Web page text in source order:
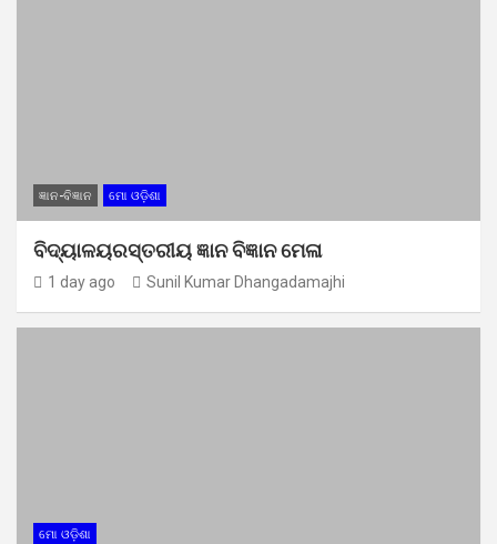
ଜ୍ଞାନ-ବିଜ୍ଞାନ ମୋ ଓଡ଼ିଶା
ବିଦ୍ୟାଳୟରସ୍ତରୀୟ ଜ୍ଞାନ ବିଜ୍ଞାନ ମେଳା
1 day ago Sunil Kumar Dhangadamajhi
ମୋ ଓଡ଼ିଶା